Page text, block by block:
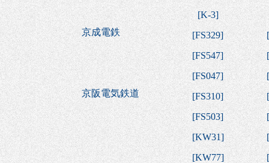
[K-3]
京成電鉄
[FS329]
[
[FS547]
[
[FS047]
[
京阪電気鉄道
[FS310]
[
[FS503]
[
[KW31]
[
[KW77]
[